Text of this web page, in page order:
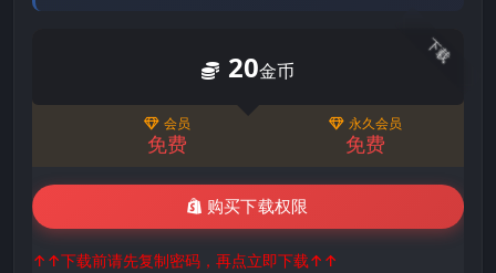
下载
20金币
会员
免费
永久会员
免费
购买下载权限
↑↑下载前请先复制密码，再点立即下载↑↑